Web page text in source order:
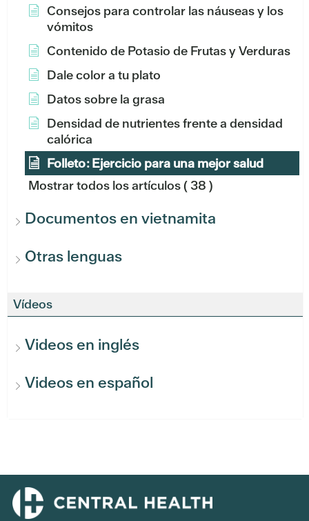
Consejos para controlar las náuseas y los
vómitos
Contenido de Potasio de Frutas y Verduras
Dale color a tu plato
Datos sobre la grasa
Densidad de nutrientes frente a densidad
calórica
Folleto: Ejercicio para una mejor salud
Mostrar todos los artículos( 38 )
Documentos en vietnamita
Otras lenguas
Vídeos
Videos en inglés
Videos en español